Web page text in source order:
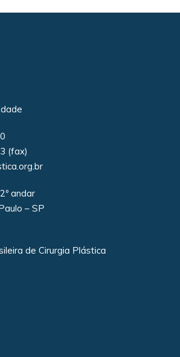
(fax)
andar
– SP
de Cirurgia Plástica